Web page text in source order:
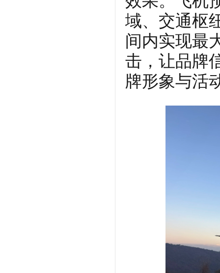
域、交通枢
间内实现最
击，让品牌
牌形象与活